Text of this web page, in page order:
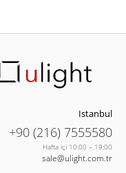
Istanbul
+90 (216) 7555580
Hafta içi 10:00 – 19:00
sale@ulight.com.tr